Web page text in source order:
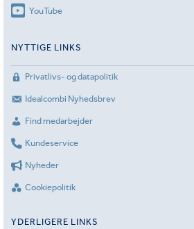
YouTube
NYTTIGE LINKS
Privatlivs- og datapolitik
Idealcombi Nyhedsbrev
Find medarbejder
Kundeservice
Nyheder
Cookiepolitik
YDERLIGERE LINKS